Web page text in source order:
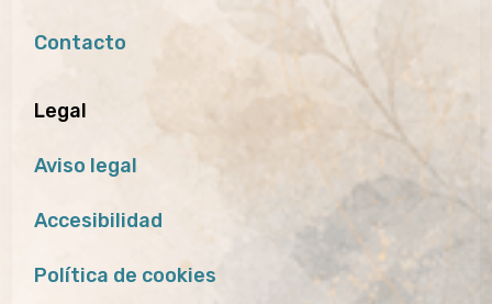
Contacto
Legal
Aviso legal
Accesibilidad
Política de cookies